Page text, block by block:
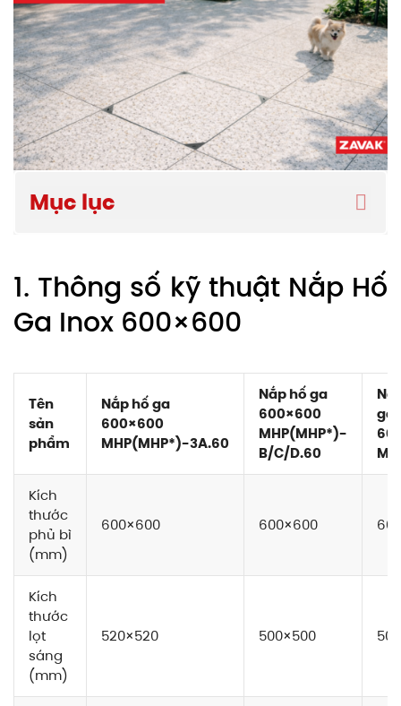
Mục lục
1. Thông số kỹ thuật Nắp Hố
Ga Inox 600×600
Tên
sản
phẩm
Nắp hố ga
600×600
MHP(MHP*)-3A.60
Nắp hố ga
600×600
MHP(MHP*)-
B/C/D.60
ga
Kích
thước
phủ bì
(mm)
600×600 600×600
Kích
thước
lọt
sáng
(mm)
520×520 500×500